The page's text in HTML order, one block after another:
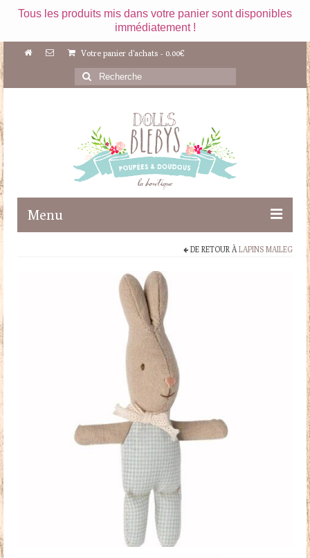
Tous les produits mis dans votre panier sont disponibles
immédiatement !
Votre panier d'achats - 0.00€
Rechercher
:
Menu
Mobilier & Accessoires
DE RETOUR À LAPINS MAILEG